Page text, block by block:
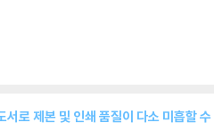
로 제본 및 인쇄 품질이 다소 미흡할